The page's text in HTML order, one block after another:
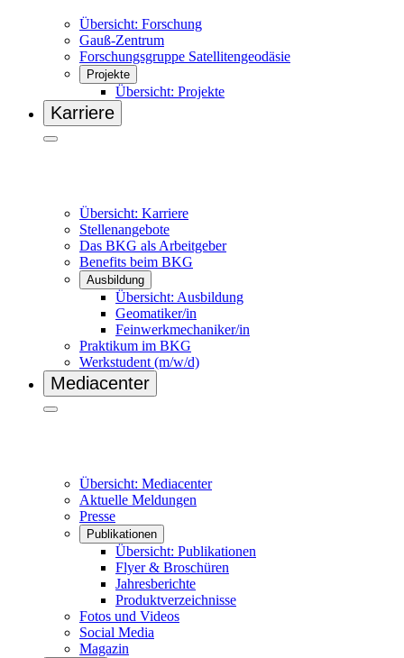
Übersicht: Forschung
Gauß-Zentrum
Forschungsgruppe Satellitengeodäsie
Projekte
Übersicht: Projekte
Karriere
Übersicht: Karriere
Stellenangebote
Das BKG als Arbeitgeber
Benefits beim BKG
Ausbildung
Übersicht: Ausbildung
Geomatiker/in
Feinwerkmechaniker/in
Praktikum im BKG
Werkstudent (m/w/d)
Mediacenter
Übersicht: Mediacenter
Aktuelle Meldungen
Presse
Publikationen
Übersicht: Publikationen
Flyer & Broschüren
Jahresberichte
Produktverzeichnisse
Fotos und Videos
Social Media
Magazin